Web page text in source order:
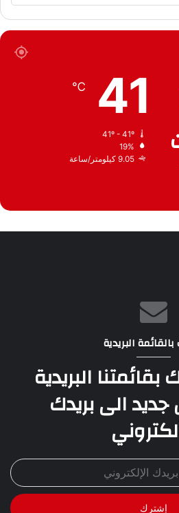
41
℃
19%
9.05 كيلومتر/ساعة
البريدية
البريدية
الى بريدك